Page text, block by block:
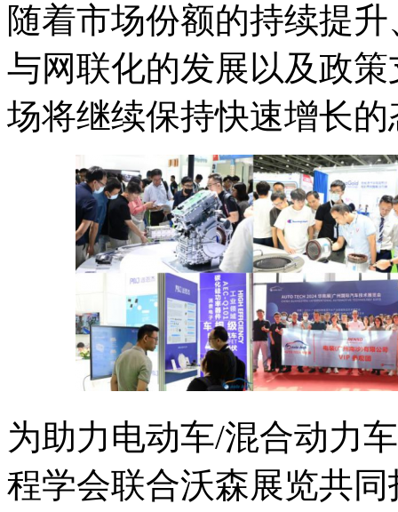
随着市场份额的持续提
与网联化的发展以及政
场将继续保持快速增长的
为助力电动车/混合动力
程学会联合沃森展览共同